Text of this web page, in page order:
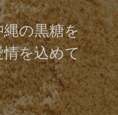
縄の黒糖を
情を込めて